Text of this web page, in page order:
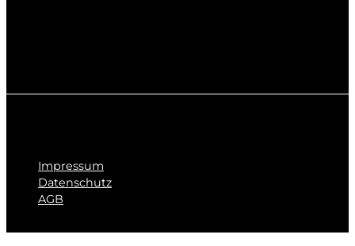
Impressum
Datenschutz
AGB